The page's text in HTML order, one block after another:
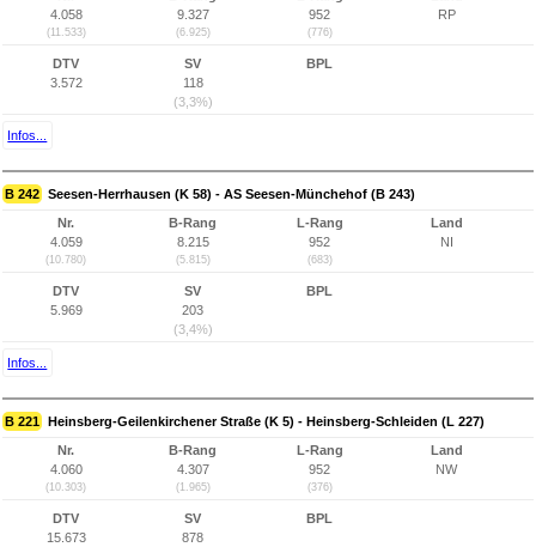
4.058
(11.533)
9.327
(6.925)
952
(776)
RP
DTV
3.572
SV
118
(3,3%)
BPL
Infos...
B 242 Seesen-Herrhausen (K 58) - AS Seesen-Münchehof (B 243)
Nr.
4.059
(10.780)
B-Rang
8.215
(5.815)
L-Rang
952
(683)
Land
NI
DTV
5.969
SV
203
(3,4%)
BPL
Infos...
B 221 Heinsberg-Geilenkirchener Straße (K 5) - Heinsberg-Schleiden (L 227)
Nr.
4.060
(10.303)
B-Rang
4.307
(1.965)
L-Rang
952
(376)
Land
NW
DTV
15.673
SV
878
BPL